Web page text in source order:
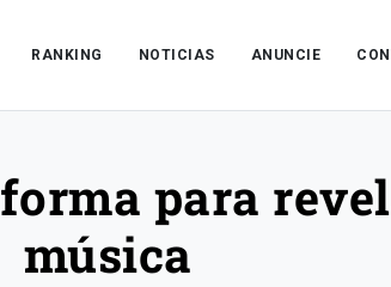
RANKING NOTICIAS ANUNCIE
para
música